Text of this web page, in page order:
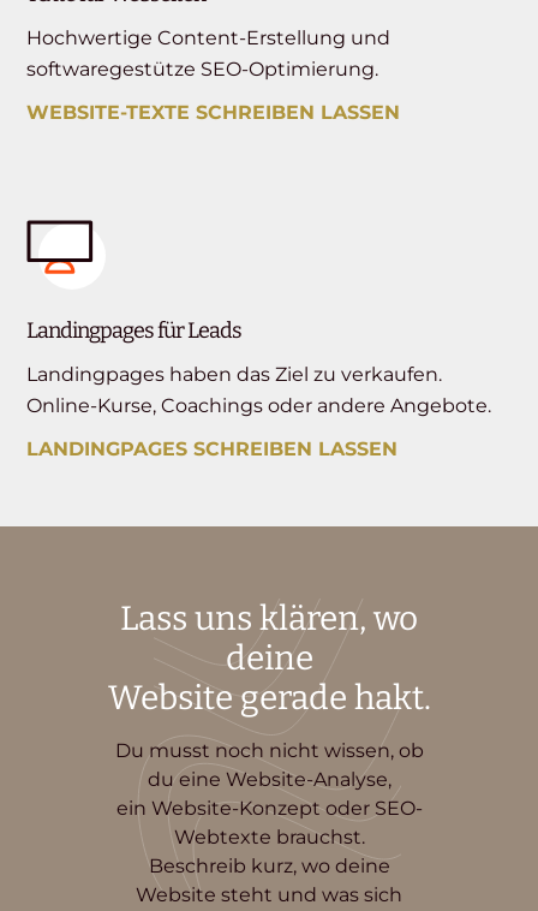
Hochwertige Content-Erstellung und
softwaregestütze SEO-Optimierung.
WEBSITE-TEXTE SCHREIBEN LASSEN
Landingpages für Leads
Landingpages haben das Ziel zu verkaufen.
Online-Kurse, Coachings oder andere Angebote.
LANDINGPAGES SCHREIBEN LASSEN
Lass uns klären, wo
deine
Website gerade hakt.
Du musst noch nicht wissen, ob
du eine Website-Analyse,
ein Website-Konzept oder SEO-
Webtexte brauchst.
Beschreib kurz, wo deine
Website steht und was sich